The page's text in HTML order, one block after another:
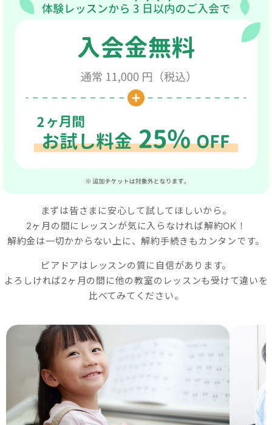
まずは皆さまに安心して試してほしいから。
2ヶ月の間にレッスンが気に入らなければ解約OK！
解約金は一切かからない上に、解約手続きもカンタンです。
ピアドアはレッスンの質に自信があります。
よろしければ2ヶ月の間 に他の教室のレッスンも受けて違いを
比べてみてください。